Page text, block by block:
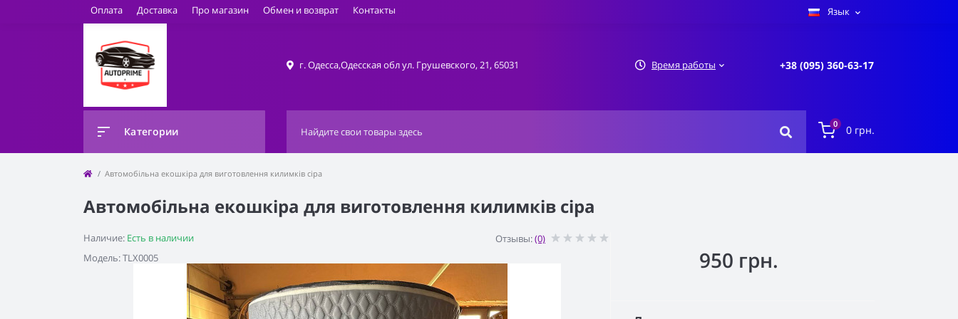
Оплата Доставка Про магазин Обмен и возврат Контакты Язык
г. Одесса,Одесская обл ул. Грушевского, 21, 65031 Время работы +38 (095) 360-63-17
Категории
0 0 грн.
Автомобільна екошкіра для виготовлення килимків сіра
Автомобільна екошкіра для виготовлення килимків сіра
Наличие: Есть в наличии
Модель: TLX0005
Отзывы:(0)
950 грн.